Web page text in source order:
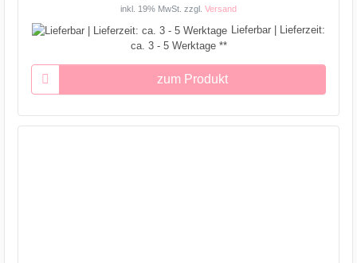
inkl. 19% MwSt. zzgl. Versand
Lieferbar | Lieferzeit:
ca. 3 - 5 Werktage **
zum Produkt